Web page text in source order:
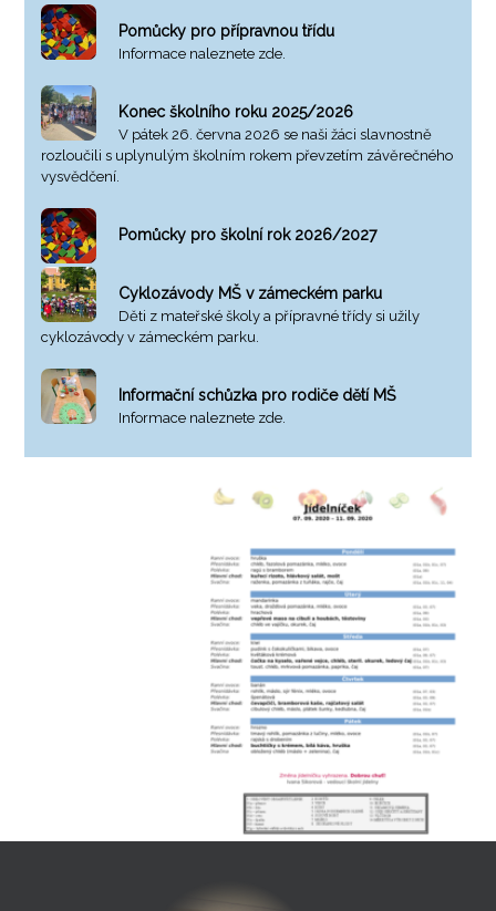
Pomůcky pro přípravnou třídu
Informace naleznete zde.
Konec školního roku 2025/2026
V pátek 26. června 2026 se naši žáci slavnostně
rozloučili s uplynulým školním rokem převzetím závěrečného
vysvědčení.
Pomůcky pro školní rok 2026/2027
Cyklozávody MŠ v zámeckém parku
Děti z mateřské školy a přípravné třídy si užily
cyklozávody v zámeckém parku.
Informační schůzka pro rodiče dětí MŠ
Informace naleznete zde.